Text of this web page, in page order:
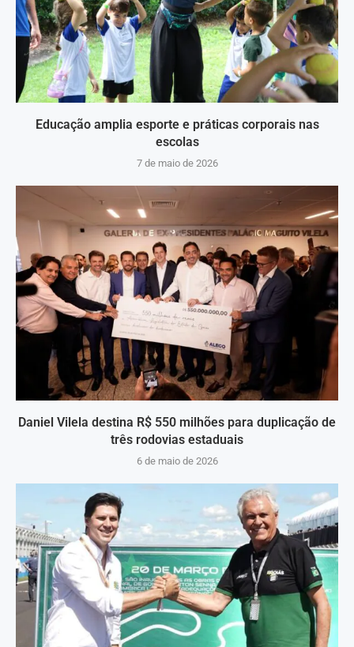
Educação amplia esporte e práticas corporais nas
escolas
7 de maio de 2026
Daniel Vilela destina R$ 550 milhões para duplicação de
três rodovias estaduais
6 de maio de 2026